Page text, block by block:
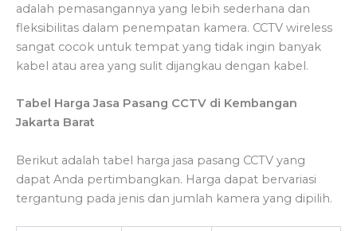
adalah pemasangannya yang lebih sederhana dan
fleksibilitas dalam penempatan kamera. CCTV wireless
sangat cocok untuk tempat yang tidak ingin banyak
kabel atau area yang sulit dijangkau dengan kabel.
Tabel Harga Jasa Pasang CCTV di Kembangan
Jakarta Barat
Berikut adalah tabel harga jasa pasang CCTV yang
dapat Anda pertimbangkan. Harga dapat bervariasi
tergantung pada jenis dan jumlah kamera yang dipilih.